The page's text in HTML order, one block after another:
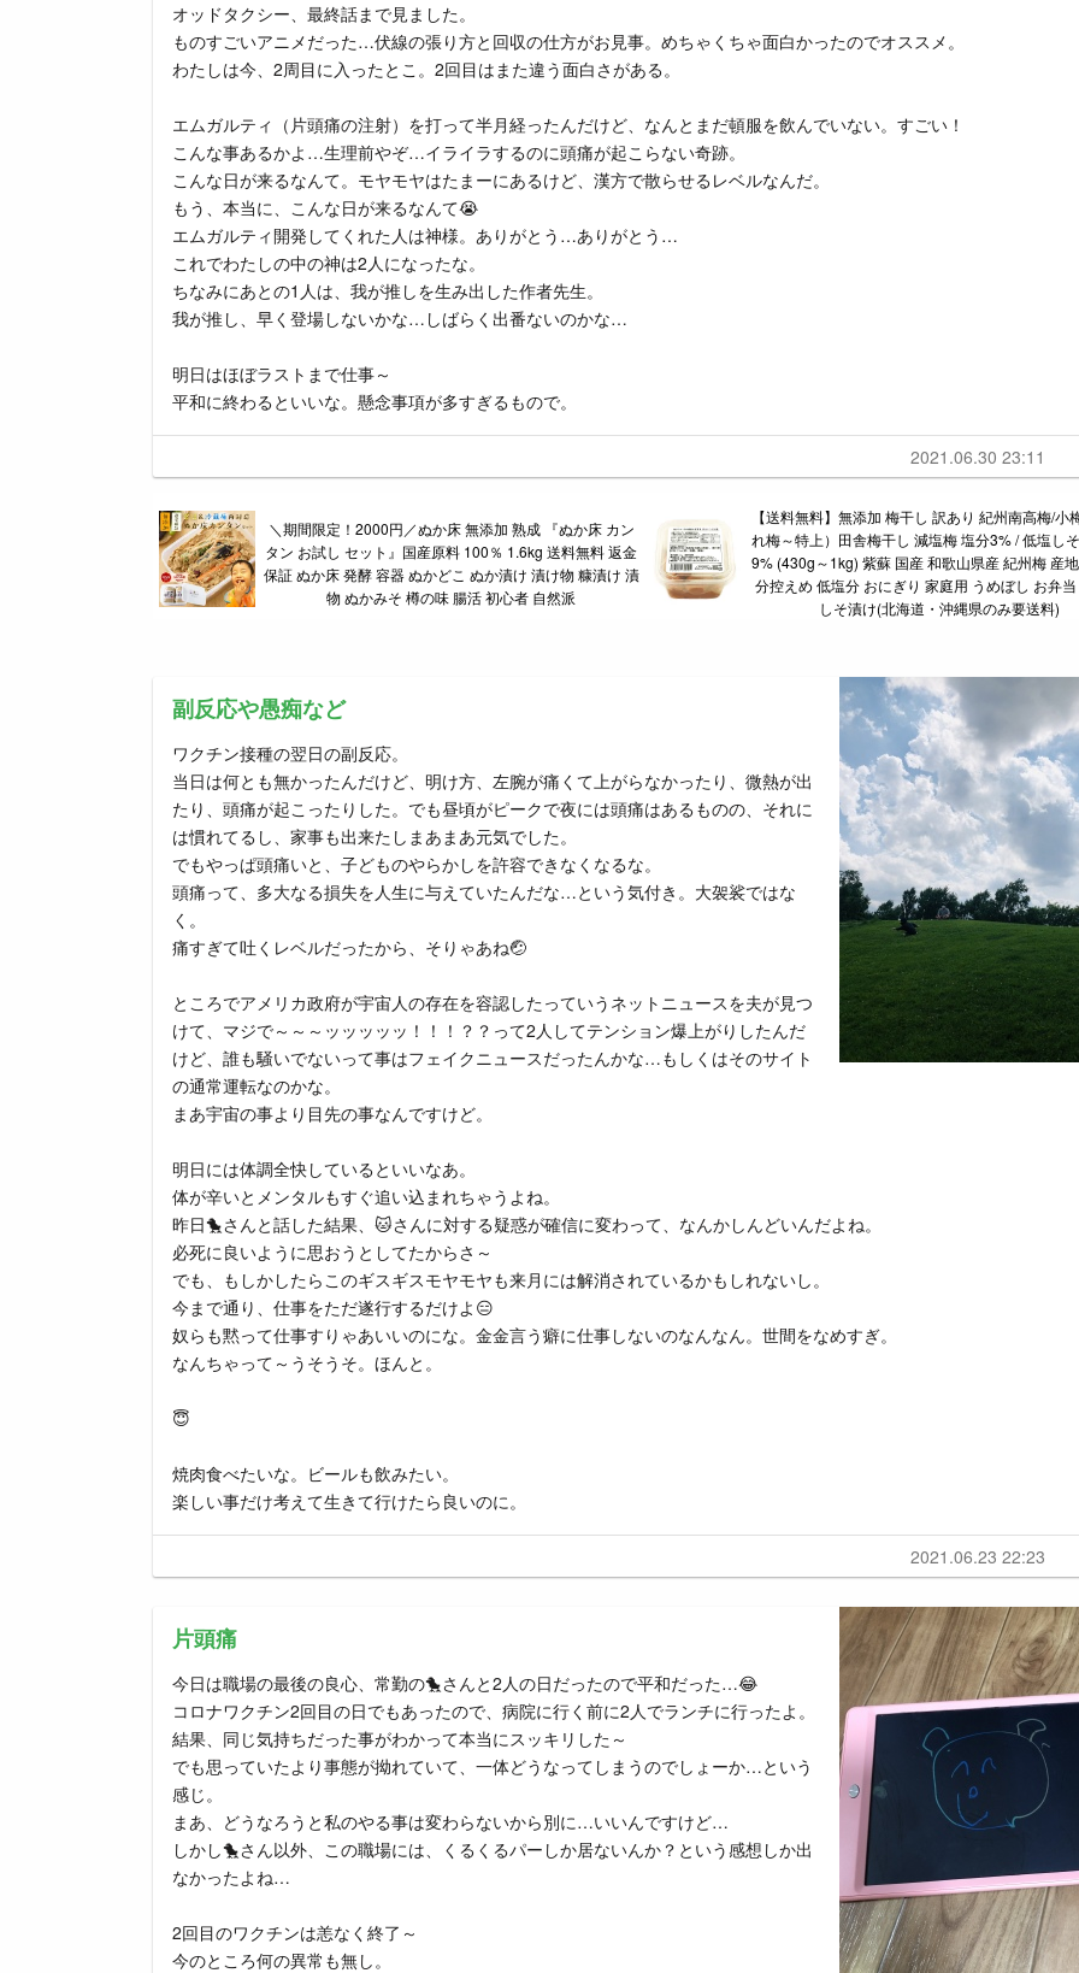
オッドタクシー、最終話まで見ました。
ものすごいアニメだった…伏線の張り方と回収の仕方がお見事。めちゃくちゃ面白かったのでオススメ。
わたしは今、2周目に入ったとこ。2回目はまた違う面白さがある。
エムガルティ（片頭痛の注射）を打って半月経ったんだけど、なんとまだ頓服を飲んでいない。すごい！
こんな事あるかよ…生理前やぞ…イライラするのに頭痛が起こらない奇跡。
こんな日が来るなんて。モヤモヤはたまーにあるけど、漢方で散らせるレベルなんだ。
もう、本当に、こんな日が来るなんて😭
エムガルティ開発してくれた人は神様。ありがとう…ありがとう…
これでわたしの中の神は2人になったな。
ちなみにあとの1人は、我が推しを生み出した作者先生。
我が推し、早く登場しないかな…しばらく出番ないのかな…
明日はほぼラストまで仕事～
平和に終わるといいな。懸念事項が多すぎるもので。
2021.06.30 23:11
＼期間限定！2000円／ぬか床 無添加 熟成 『ぬか床 カン
タン お試し セット』国産原料 100％ 1.6kg 送料無料 返金
保証 ぬか床 発酵 容器 ぬかどこ ぬか漬け 漬け物 糠漬け 漬
物 ぬかみそ 樽の味 腸活 初心者 自然派
【送料無料】無添加 梅干し 訳あり 紀州南高梅/小
れ梅～特上）田舎梅干し 減塩梅 塩分3% / 低塩し
9% (430g～1kg) 紫蘇 国産 和歌山県産 紀州梅 産
分控えめ 低塩分 おにぎり 家庭用 うめぼし お弁
しそ漬け(北海道・沖縄県のみ要送料)
副反応や愚痴など
ワクチン接種の翌日の副反応。
当日は何とも無かったんだけど、明け方、左腕が痛くて上がらなかったり、微熱が出
たり、頭痛が起こったりした。でも昼頃がピークで夜には頭痛はあるものの、それに
は慣れてるし、家事も出来たしまあまあ元気でした。
でもやっぱ頭痛いと、子どものやらかしを許容できなくなるな。
頭痛って、多大なる損失を人生に与えていたんだな…という気付き。大袈裟ではな
く。
痛すぎて吐くレベルだったから、そりゃあね🤕
ところでアメリカ政府が宇宙人の存在を容認したっていうネットニュースを夫が見つ
けて、マジで～～～ッッッッッ！！！？？って2人してテンション爆上がりしたんだ
けど、誰も騒いでないって事はフェイクニュースだったんかな…もしくはそのサイト
の通常運転なのかな。
まあ宇宙の事より目先の事なんですけど。
明日には体調全快しているといいなあ。
体が辛いとメンタルもすぐ追い込まれちゃうよね。
昨日🐤さんと話した結果、🐱さんに対する疑惑が確信に変わって、なんかしんどいんだよね。
必死に良いように思おうとしてたからさ～
でも、もしかしたらこのギスギスモヤモヤも来月には解消されているかもしれないし。
今まで通り、仕事をただ遂行するだけよ😑
奴らも黙って仕事すりゃあいいのにな。金金言う癖に仕事しないのなんなん。世間をなめすぎ。
なんちゃって～うそうそ。ほんと。
😇
焼肉食べたいな。ビールも飲みたい。
楽しい事だけ考えて生きて行けたら良いのに。
2021.06.23 22:23
片頭痛
今日は職場の最後の良心、常勤の🐤さんと2人の日だったので平和だった…😂
コロナワクチン2回目の日でもあったので、病院に行く前に2人でランチに行ったよ。
結果、同じ気持ちだった事がわかって本当にスッキリした～
でも思っていたより事態が拗れていて、一体どうなってしまうのでしょーか…という
感じ。
まあ、どうなろうと私のやる事は変わらないから別に…いいんですけど…
しかし🐤さん以外、この職場には、くるくるパーしか居ないんか？という感想しか出
なかったよね…
2回目のワクチンは恙なく終了～
今のところ何の異常も無し。